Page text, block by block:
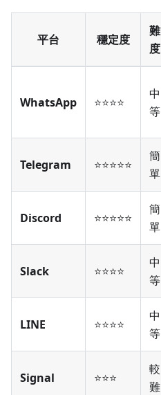
平台 穩定度
難
度
WhatsApp ⭐⭐⭐⭐
中
等
Telegram ⭐⭐⭐⭐⭐
簡
單
Discord ⭐⭐⭐⭐⭐
簡
單
Slack ⭐⭐⭐⭐
中
等
LINE ⭐⭐⭐⭐
中
等
Signal ⭐⭐⭐
較
難